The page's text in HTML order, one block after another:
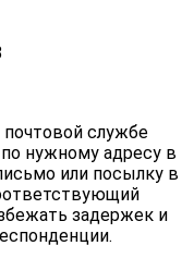
службе
нужному адресу в
или посылку в
задержек и